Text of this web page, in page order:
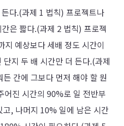
다.(과제 1 법칙) 프로젝트나
은 짧다.(과제 2 법칙) 프로젝
지 예상보다 세배 정도 시간이
지 두 배 시간만 더 든다.(과제
간에 그보다 먼저 해야 할 뭔
어진 시간의 90%로 일 전반부
, 나머지 10% 일에 남은 시간